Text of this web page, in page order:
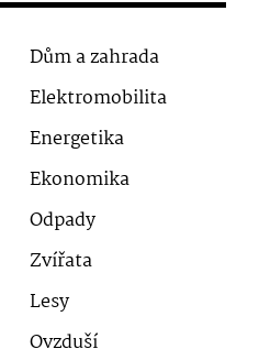
Dům a zahrada
Elektromobilita
Energetika
Ekonomika
Odpady
Zvířata
Lesy
Ovzduší